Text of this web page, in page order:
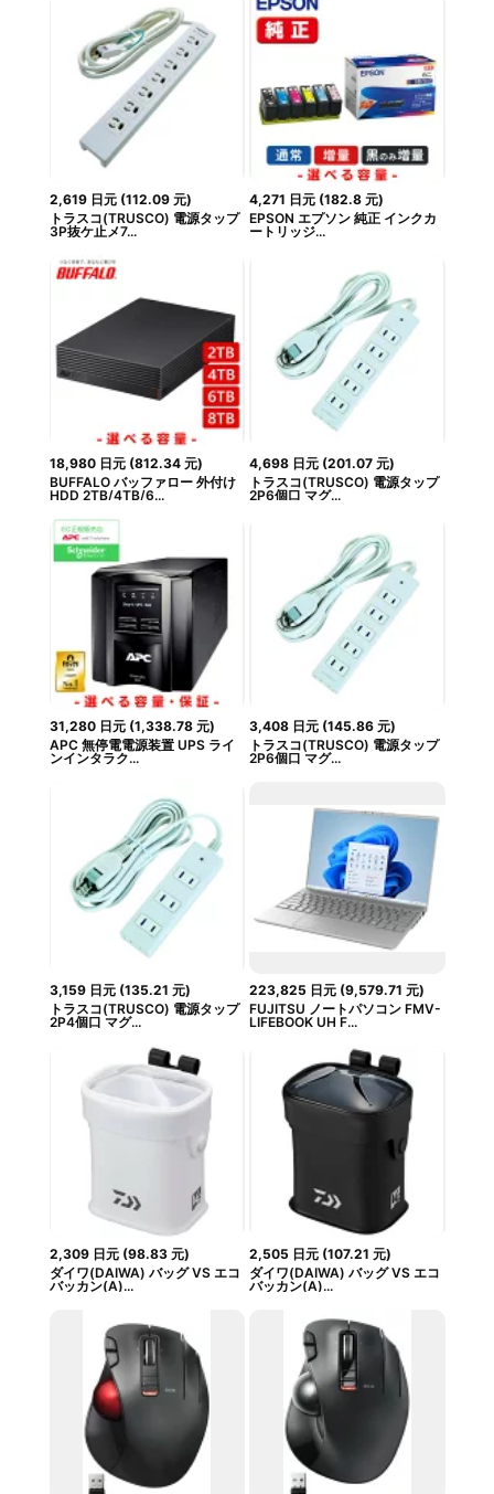
2,619 日元(112.09 元)
トラスコ(TRUSCO) 電源タップ
3P抜ケ止メ7...
4,271 日元 (182.8 元)
EPSON エプソン 純正 インクカ
ートリッジ...
18,980 日元(812.34 元)
BUFFALO バッファロー 外付け
HDD 2TB/4TB/6...
4,698 日元 (201.07 元)
トラスコ(TRUSCO) 電源タップ
2P6個口 マグ...
31,280 日元(1,338.78 元)
APC 無停電電源装置 UPS ライ
ンインタラク...
3,408 日元 (145.86 元)
トラスコ(TRUSCO) 電源タップ
2P6個口 マグ...
3,159 日元(135.21 元)
トラスコ(TRUSCO) 電源タップ
2P4個口 マグ...
223,825 日元 (9,579.71 元)
FUJITSU ノートパソコン FMV-
LIFEBOOK UH F...
2,309 日元(98.83 元)
ダイワ(DAIWA) バッグ VS エコ
バッカン(A)...
2,505 日元 (107.21 元)
ダイワ(DAIWA) バッグ VS エコ
バッカン(A)...